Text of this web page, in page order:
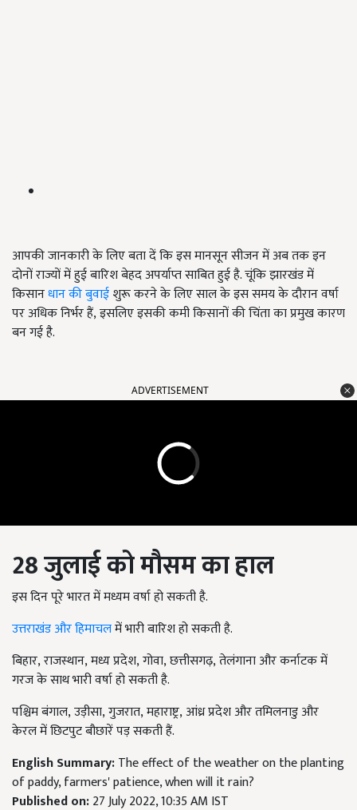
आपकी जानकारी के लिए बता दें कि इस मानसून सीजन में अब तक इन
दोनों राज्यों में हुई बारिश बेहद अपर्याप्त साबित हुई है. चूंकि झारखंड में
किसानधान की बुवाईशुरू करने के लिए साल के इस समय के दौरान वर्षा
पर अधिक निर्भर हैं,इसलिए इसकी कमी किसानों की चिंता का प्रमुख कारण
बन गई है.
ADVERTISEMENT
28 जुलाई को मौसम का हाल
इस दिन पूरे भारत में मध्यम वर्षा हो सकती है.
उत्तराखंड और हिमाचलमें भारी बारिश हो सकती है.
बिहार,राजस्थान,मध्य प्रदेश,गोवा,छत्तीसगढ़,तेलंगाना और कर्नाटक में
गरज के साथ भारी वर्षा हो सकती है.
पश्चिम बंगाल,उड़ीसा,गुजरात,महाराष्ट्र,आंध्र प्रदेश और तमिलनाडु और
केरल में छिटपुट बौछारें पड़ सकती हैं.
English Summary:The effect of the weather on the planting
of paddy, farmers' patience, when will it rain?
Published on:27 July 2022, 10:35 AM IST